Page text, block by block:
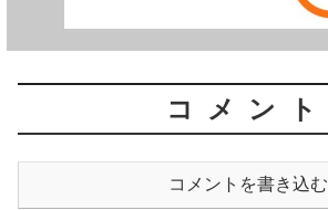
コメント
コメントを書き込む